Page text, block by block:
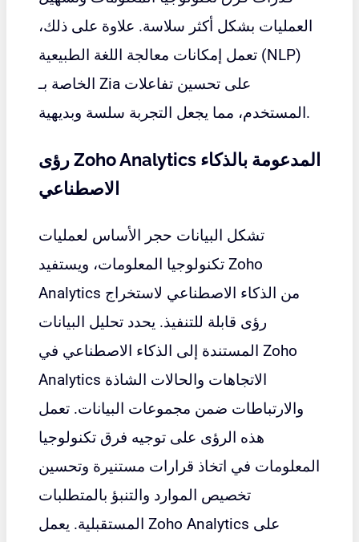
العمليات بشكل أكثر سلاسة. علاوة على ذلك،
تعمل إمكانات معالجة اللغة الطبيعية (NLP)
الخاصة بـ Zia على تحسين تفاعلات
المستخدم، مما يجعل التجربة سلسة وبديهية.
رؤى Zoho Analytics المدعومة بالذكاء
الاصطناعي
تشكل البيانات حجر الأساس لعمليات
Zoho
Analytics
رؤى قابلة للتنفيذ. يحدد تحليل البيانات
المستندة إلى الذكاء الاصطناعي في Zoho
Analytics الاتجاهات والحالات الشاذة
والارتباطات ضمن مجموعات البيانات. تعمل
هذه الرؤى على توجيه فرق تكنولوجيا
المعلومات في اتخاذ قرارات مستنيرة وتحسين
تخصيص الموارد والتنبؤ بالمتطلبات
المستقبلية. يعمل Zoho Analytics على